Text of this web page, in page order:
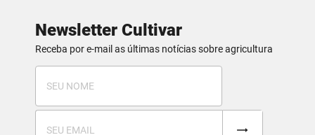
Newsletter Cultivar
Receba por e-mail as últimas notícias sobre agricultura